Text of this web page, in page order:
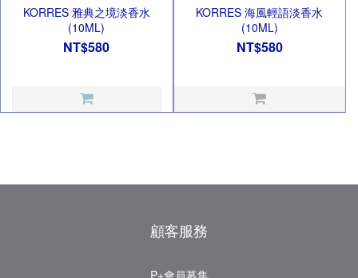
KORRES 雅典之境淡香水
(10ML)
NT$580
KORRES 海風輕語淡香水
(10ML)
NT$580
顧客服務